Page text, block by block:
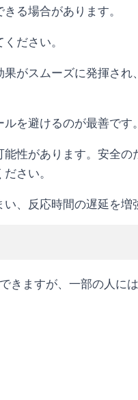
る場合があります。
ださい。
がスムーズに発揮さ
を避けるのが最善です。
性があります。安全
さい。
、反応時間の遅延を増
きますが、一部の人に